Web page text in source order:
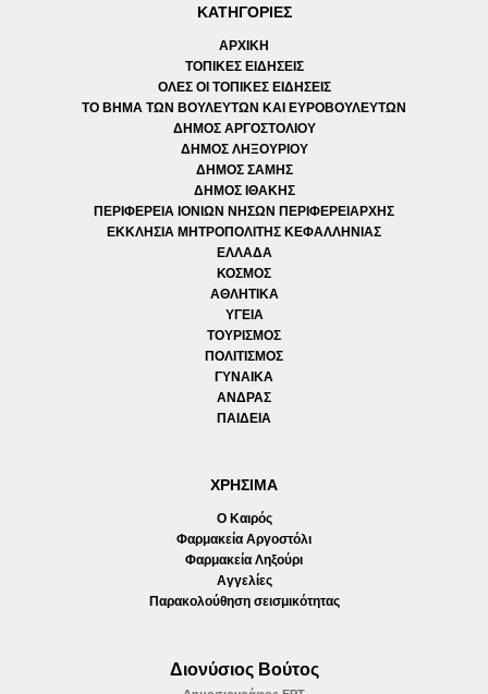
ΚΑΤΗΓΟΡΙΕΣ
ΑΡΧΙΚΗ
ΤΟΠΙΚΕΣ ΕΙΔΗΣΕΙΣ
ΟΛΕΣ ΟΙ ΤΟΠΙΚΕΣ ΕΙΔΗΣΕΙΣ
ΤΟ ΒΗΜΑ ΤΩΝ ΒΟΥΛΕΥΤΩΝ ΚΑΙ ΕΥΡΟΒΟΥΛΕΥΤΩΝ
ΔΗΜΟΣ ΑΡΓΟΣΤΟΛΙΟΥ
ΔΗΜΟΣ ΛΗΞΟΥΡΙΟΥ
ΔΗΜΟΣ ΣΑΜΗΣ
ΔΗΜΟΣ ΙΘΑΚΗΣ
ΠΕΡΙΦΕΡΕΙΑ ΙΟΝΙΩΝ ΝΗΣΩΝ ΠΕΡΙΦΕΡΕΙΑΡΧΗΣ
ΕΚΚΛΗΣΙΑ ΜΗΤΡΟΠΟΛΙΤΗΣ ΚΕΦΑΛΛΗΝΙΑΣ
ΕΛΛΑΔΑ
ΚΟΣΜΟΣ
ΑΘΛΗΤΙΚΑ
ΥΓΕΙΑ
ΤΟΥΡΙΣΜΟΣ
ΠΟΛΙΤΙΣΜΟΣ
ΓΥΝΑΙΚΑ
ΑΝΔΡΑΣ
ΠΑΙΔΕΙΑ
ΧΡΗΣΙΜΑ
Ο Καιρός
Φαρμακεία Αργοστόλι
Φαρμακεία Ληξούρι
Αγγελίες
Παρακολούθηση σεισμικότητας
Διονύσιος Βούτος